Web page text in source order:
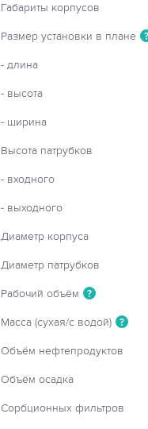
Габариты корпусов
Размер установки в плане ?
- длина
- высота
- ширина
Высота патрубков
- входного
- выходного
Диаметр корпуса
Диаметр патрубков
Рабочий объём ?
Масса (сухая/с водой) ?
Объём нефтепродуктов
Объём осадка
Сорбционных фильтров